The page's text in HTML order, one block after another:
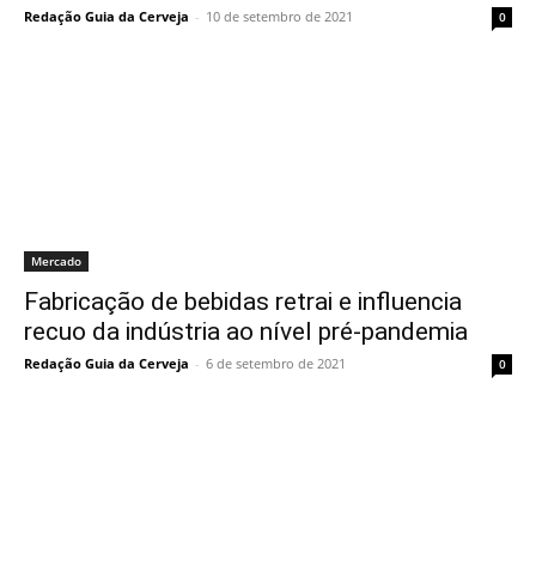
Redação Guia da Cerveja - 10 de setembro de 2021 0
Mercado
Fabricação de bebidas retrai e influencia
recuo da indústria ao nível pré-pandemia
Redação Guia da Cerveja - 6 de setembro de 2021 0